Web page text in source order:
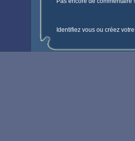
Identifiez vous ou créez